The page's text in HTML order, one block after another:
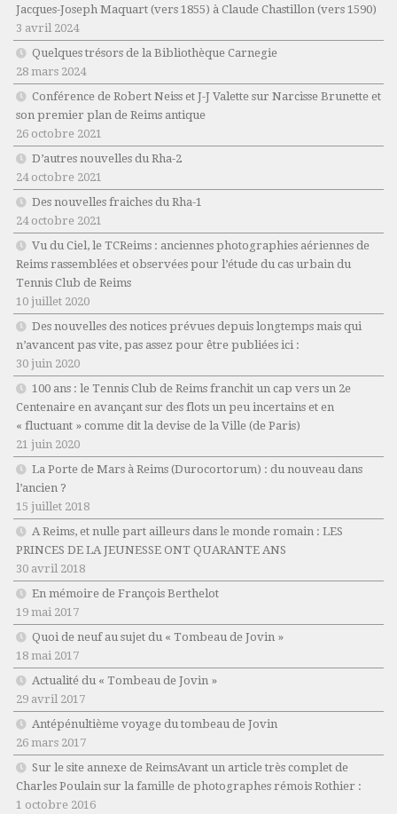
Jacques-Joseph Maquart (vers 1855) à Claude Chastillon (vers 1590)
3 avril 2024
Quelques trésors de la Bibliothèque Carnegie
28 mars 2024
Conférence de Robert Neiss et J-J Valette sur Narcisse Brunette et
son premier plan de Reims antique
26 octobre 2021
D’autres nouvelles du Rha-2
24 octobre 2021
Des nouvelles fraiches du Rha-1
24 octobre 2021
Vu du Ciel, le TCReims : anciennes photographies aériennes de
Reims rassemblées et observées pour l’étude du cas urbain du
Tennis Club de Reims
10 juillet 2020
Des nouvelles des notices prévues depuis longtemps mais qui
n’avancent pas vite, pas assez pour être publiées ici :
30 juin 2020
100 ans : le Tennis Club de Reims franchit un cap vers un 2e
Centenaire en avançant sur des flots un peu incertains et en
« fluctuant » comme dit la devise de la Ville (de Paris)
21 juin 2020
La Porte de Mars à Reims (Durocortorum) : du nouveau dans
l’ancien ?
15 juillet 2018
A Reims, et nulle part ailleurs dans le monde romain : LES
PRINCES DE LA JEUNESSE ONT QUARANTE ANS
30 avril 2018
En mémoire de François Berthelot
19 mai 2017
Quoi de neuf au sujet du « Tombeau de Jovin »
18 mai 2017
Actualité du « Tombeau de Jovin »
29 avril 2017
Antépénultième voyage du tombeau de Jovin
26 mars 2017
Sur le site annexe de ReimsAvant un article très complet de
Charles Poulain sur la famille de photographes rémois Rothier :
1 octobre 2016